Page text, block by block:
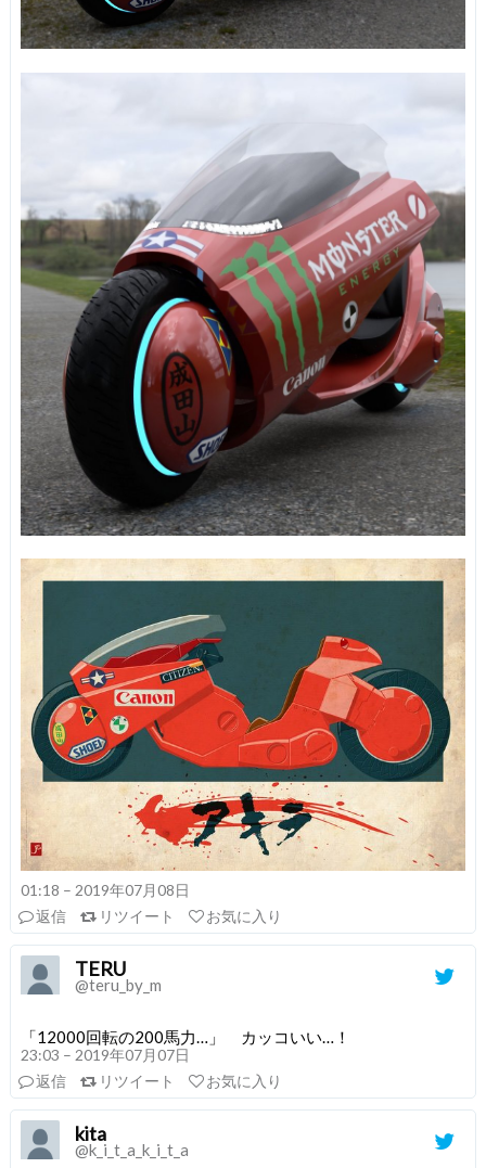
01:18 – 2019年07月08日
返信
リツイート お気に入り
TERU
@teru_by_m
「12000回転の200馬力…」 カッコいい…！
23:03 – 2019年07月07日
返信
リツイート お気に入り
kita
@k_i_t_a_k_i_t_a